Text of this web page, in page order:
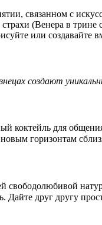
связанном с
(Венера в трине
или создавайте
создают
коктейль для
горизонтам
свободолюбивой
друг другу